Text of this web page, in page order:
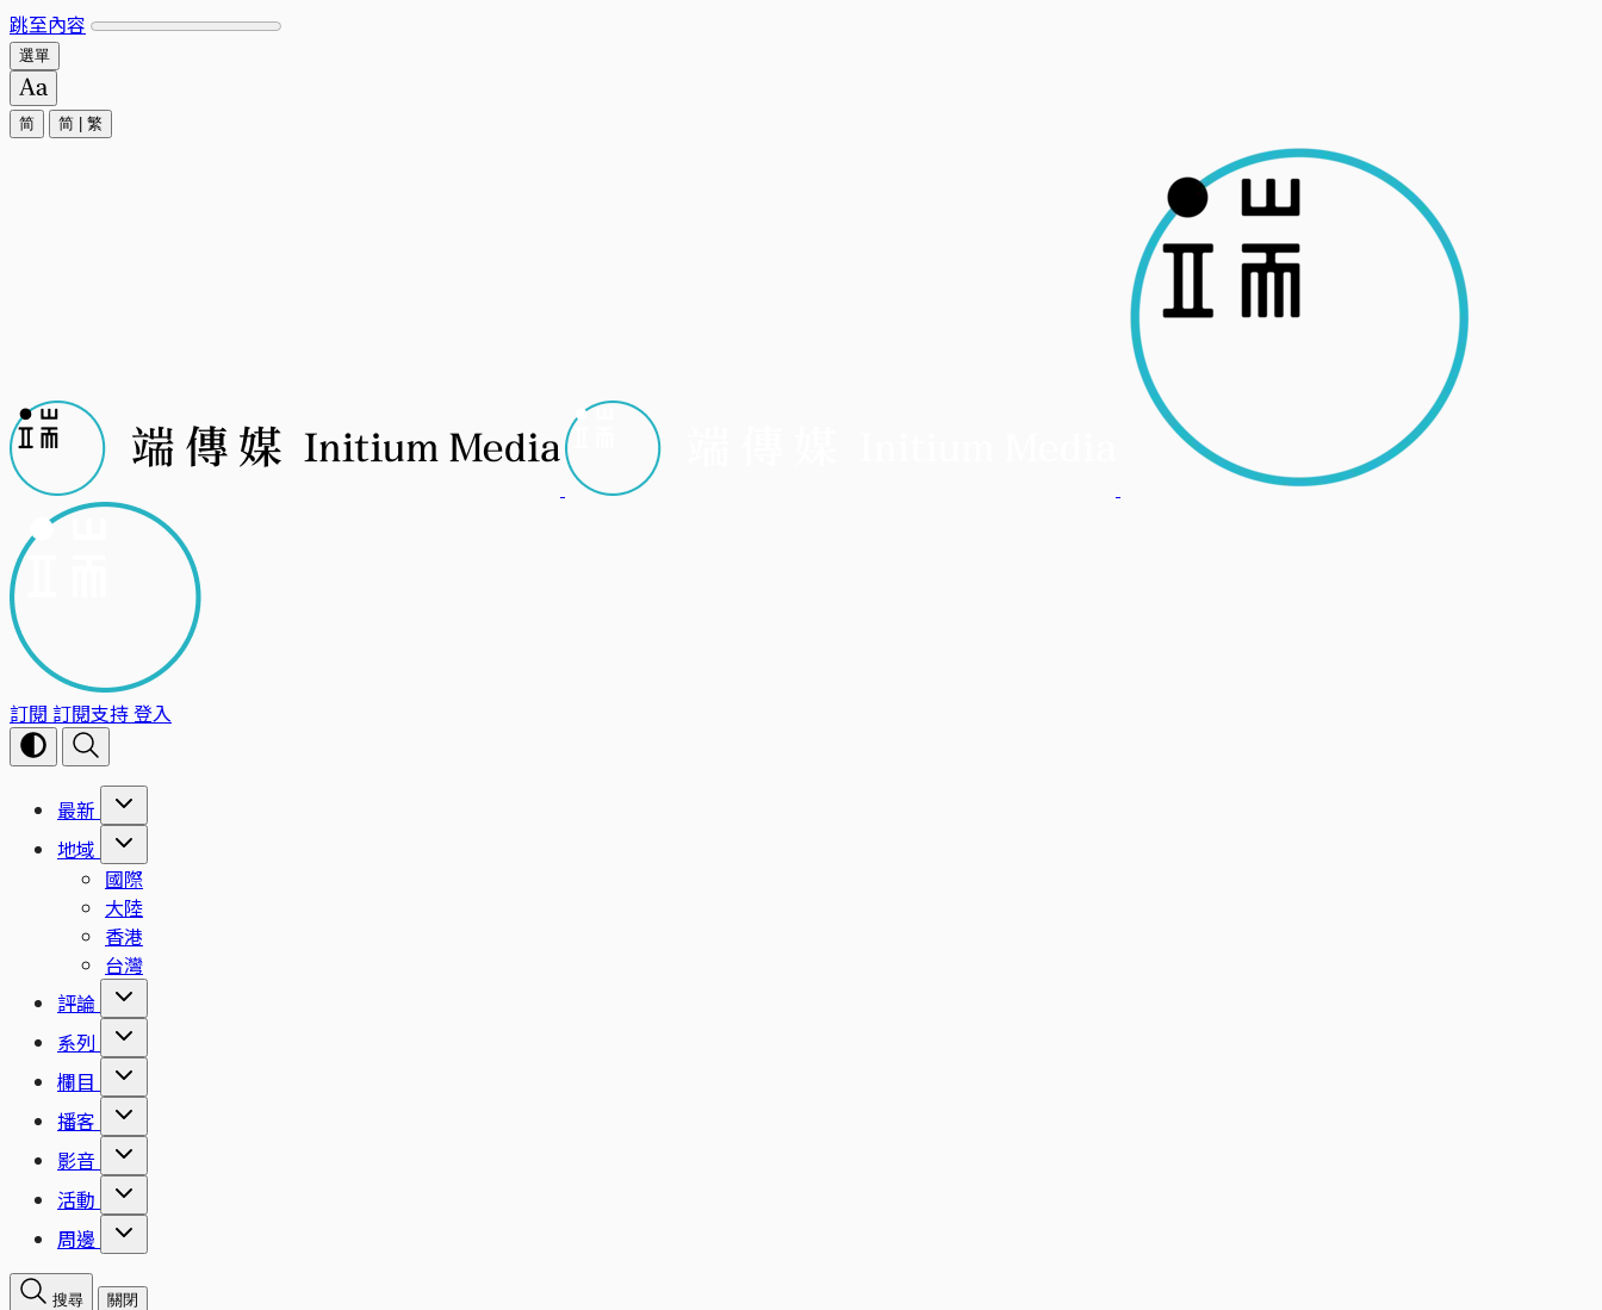
跳至內容
選單
简 简 繁
訂閱 訂閱支持登入
最新
地域
國際
大陸
香港
台灣
評論
系列
欄目
播客
影音
活動
周邊
搜尋 關閉